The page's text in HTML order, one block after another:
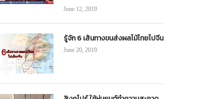
June 12, 2019
รู้จัก 6 เส้นทางขนส่งผลไม้ไทยไปจีน
June 20, 2019